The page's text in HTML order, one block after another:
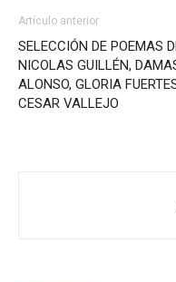
Artículo anterior
SELECCIÓN DE POEMAS
NICOLAS GUILLÉN,
ALONSO, GLORIA
CESAR VALLEJO